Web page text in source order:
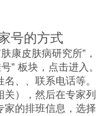
号的方式
康皮肤病研究所”，
” 板块，点击进入。
、、联系电话等。
），然后在专家列
家的排班信息，选择